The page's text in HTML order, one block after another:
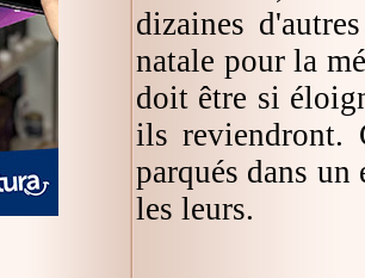
dizaines
natale pour la
doit être si
ils reviendront.
parqués dans
les leurs.